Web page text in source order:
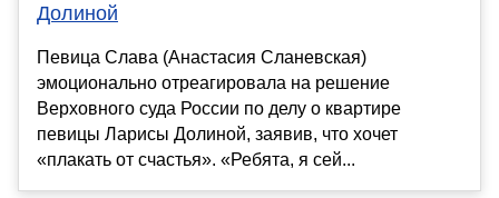
Долиной
Певица Слава (Анастасия Сланевская)
эмоционально отреагировала на решение
Верховного суда России по делу о квартире
певицы Ларисы Долиной, заявив, что хочет
«плакать от счастья». «Ребята, я сей...